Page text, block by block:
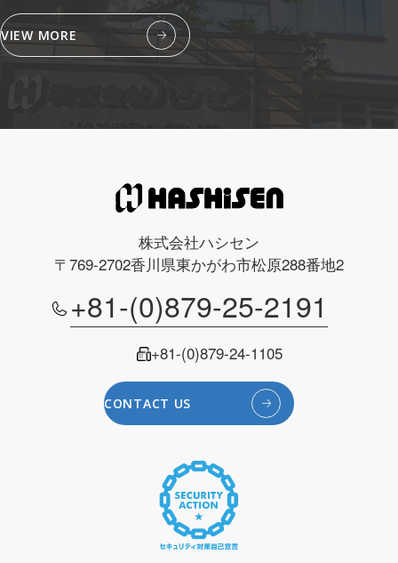
VIEW MORE
株式会社ハシセン
〒769-2702香川県東かがわ市松原288番地2
+81-(0)879-25-2191
+81-(0)879-24-1105
CONTACT US